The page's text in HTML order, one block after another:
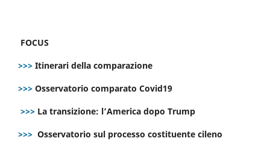
FOCUS
>>> Itinerari della comparazione
>>> Osservatorio comparato Covid19
>>> La transizione: l’America dopo Trump
>>> Osservatorio sul processo costituente cileno